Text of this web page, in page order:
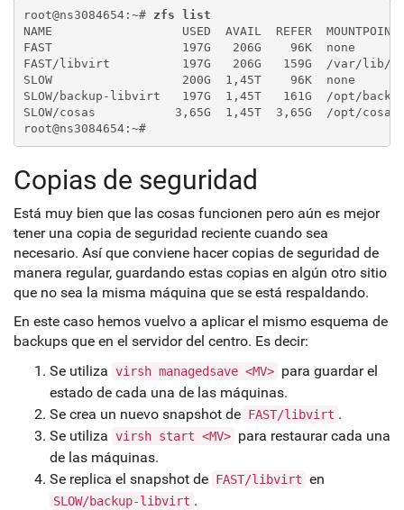
root@ns3084654:~# zfs list
NAME                  USED  AVAIL  REFER  MOUNTPOINT
FAST                  197G   206G    96K  none
FAST/libvirt          197G   206G   159G  /var/lib/
SLOW                  200G  1,45T    96K  none
SLOW/backup-libvirt   197G  1,45T   161G  /opt/
SLOW/cosas           3,65G  1,45T  3,65G  /opt/cosas
root@ns3084654:~#
Copias de seguridad
Está muy bien que las cosas funcionen pero aún es mejor
tener una copia de seguridad reciente cuando sea
necesario. Así que conviene hacer copias de seguridad de
manera regular, guardando estas copias en algún otro sitio
que no sea la misma máquina que se está respaldando.
En este caso hemos vuelvo a aplicar el mismo esquema de
backups que en el servidor del centro. Es decir:
Se utiliza virsh managedsave <MV> para guardar el
estado de cada una de las máquinas.
Se crea un nuevo snapshot de FAST/libvirt .
Se utiliza virsh start <MV> para restaurar cada una
de las máquinas.
Se replica el snapshot de FAST/libvirt en
SLOW/backup-libvirt .